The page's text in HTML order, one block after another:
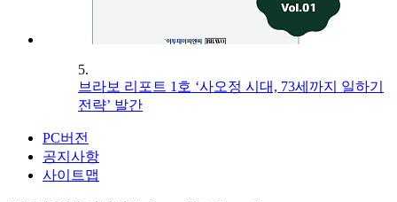
5.
브라보 리포트 1호 ‘사오정 시대, 73세까지 일하기
전략’ 발간
PC버전
공지사항
사이트맵